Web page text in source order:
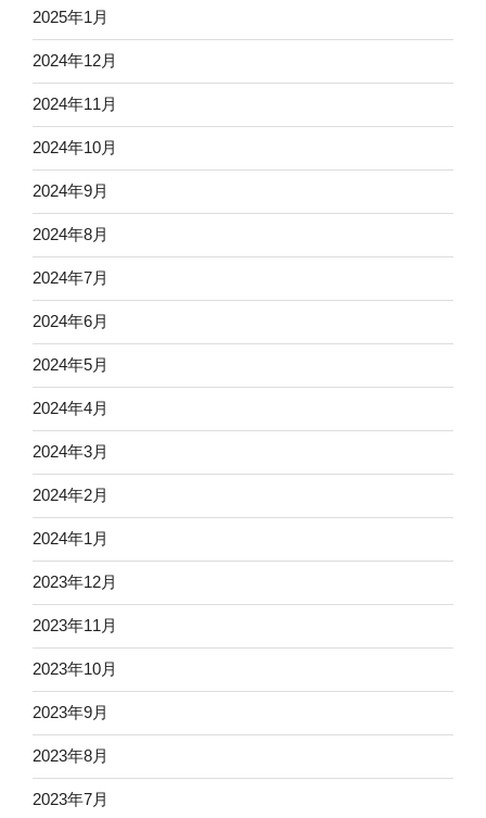
2025年1月
2024年12月
2024年11月
2024年10月
2024年9月
2024年8月
2024年7月
2024年6月
2024年5月
2024年4月
2024年3月
2024年2月
2024年1月
2023年12月
2023年11月
2023年10月
2023年9月
2023年8月
2023年7月